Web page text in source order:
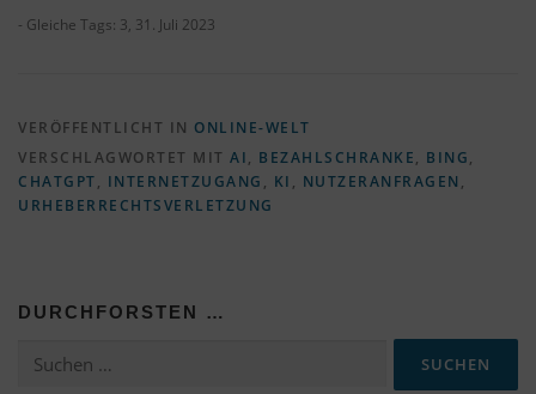
- Gleiche Tags: 3, 31. Juli 2023
VERÖFFENTLICHT IN ONLINE-WELT
VERSCHLAGWORTET MIT AI, BEZAHLSCHRANKE, BING,
CHATGPT, INTERNETZUGANG , KI , NUTZERANFRAGEN ,
URHEBERRECHTSVERLETZUNG
DURCHFORSTEN …
nach: